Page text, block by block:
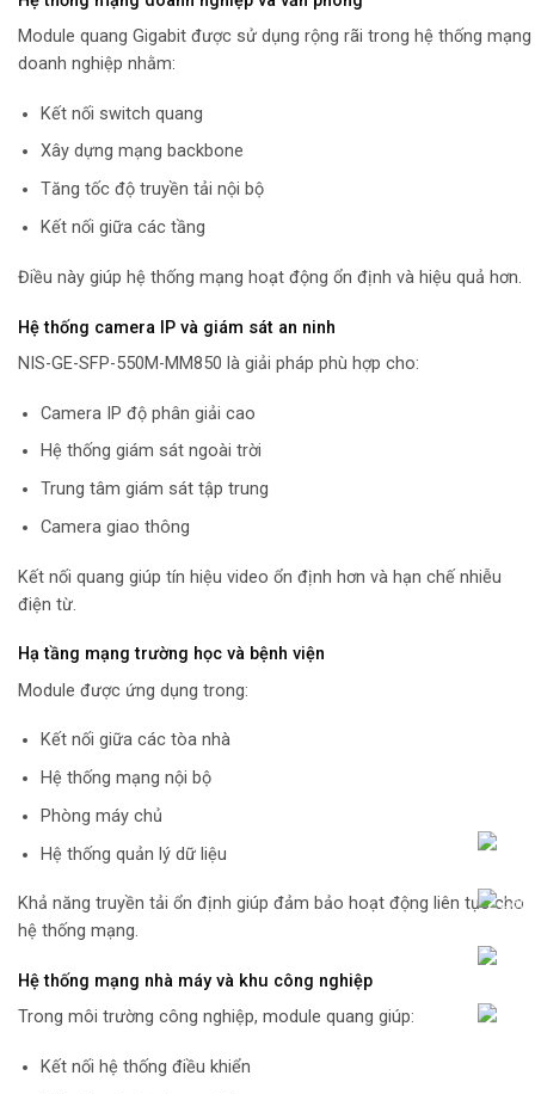
Module quang Gigabit được sử dụng rộng rãi trong hệ thống mạng
doanh nghiệp nhằm:
Kết nối switch quang
Xây dựng mạng backbone
Tăng tốc độ truyền tải nội bộ
Kết nối giữa các tầng
Điều này giúp hệ thống mạng hoạt động ổn định và hiệu quả hơn.
Hệ thống camera IP và giám sát an ninh
NIS-GE-SFP-550M-MM850 là giải pháp phù hợp cho:
Camera IP độ phân giải cao
Hệ thống giám sát ngoài trời
Trung tâm giám sát tập trung
Camera giao thông
Kết nối quang giúp tín hiệu video ổn định hơn và hạn chế nhiễu
điện từ.
Hạ tầng mạng trường học và bệnh viện
Module được ứng dụng trong:
Kết nối giữa các tòa nhà
Hệ thống mạng nội bộ
Phòng máy chủ
Hệ thống quản lý dữ liệu
Khả năng truyền tải ổn định giúp đảm bảo hoạt động liên tục cho
hệ thống mạng.
Hệ thống mạng nhà máy và khu công nghiệp
Trong môi trường công nghiệp, module quang giúp:
Kết nối hệ thống điều khiển